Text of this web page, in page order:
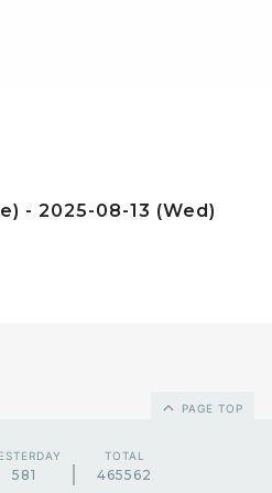
- 2025-08-13 (Wed)
PAGE TOP
581
TOTAL
465562